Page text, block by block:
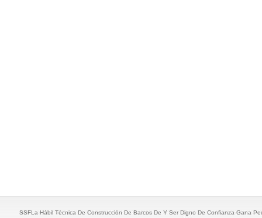
SSFLa Hábil Técnica De Construcción De Barcos De Y Ser Digno De Confianza Gana